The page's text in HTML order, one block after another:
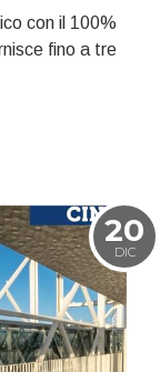
con il 100%
fino a tre
20
DIC